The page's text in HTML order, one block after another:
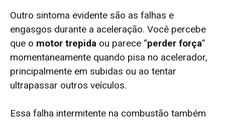
Outro sintoma evidente são as falhas e
engasgos durante a aceleração. Você percebe
que o motor trepida ou parece “perder força”
momentaneamente quando pisa no acelerador,
principalmente em subidas ou ao tentar
ultrapassar outros veículos.
Essa falha intermitente na combustão também